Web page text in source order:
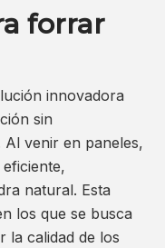
forrar
innovadora
sin
venir en paneles,
natural. Esta
los que se busca
la calidad de los